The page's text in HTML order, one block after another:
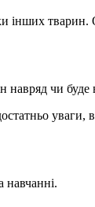
інших
чи буде
уваги,
навчанні.